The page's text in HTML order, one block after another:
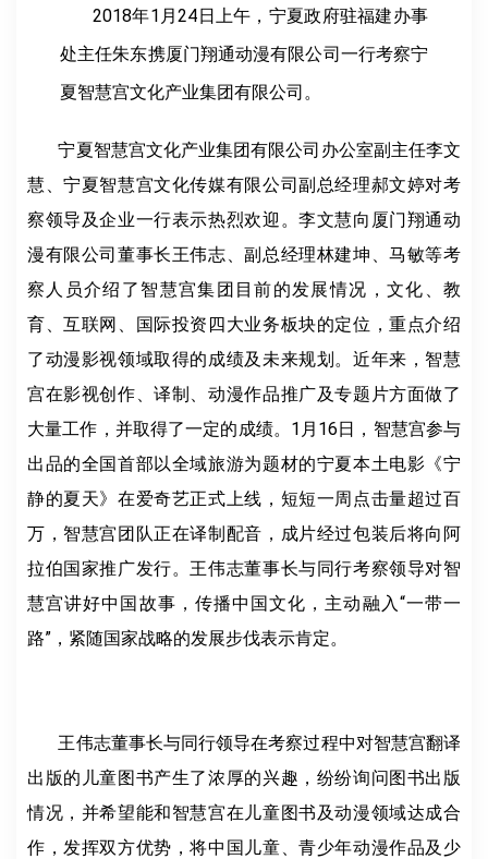
2018年1月24日上午，宁夏政府驻福建办事
处主任朱东携厦门翔通动漫有限公司一行考察宁
夏智慧宫文化产业集团有限公司。
宁夏智慧宫文化产业集团有限公司办公室副主任李文
慧、宁夏智慧宫文化传媒有限公司副总经理郝文婷对考
察领导及企业一行表示热烈欢迎。李文慧向厦门翔通动
漫有限公司董事长王伟志、副总经理林建坤、马敏等考
察人员介绍了智慧宫集团目前的发展情况，文化、教
育、互联网、国际投资四大业务板块的定位，重点介绍
了动漫影视领域取得的成绩及未来规划。近年来，智慧
宫在影视创作、译制、动漫作品推广及专题片方面做了
大量工作，并取得了一定的成绩。1月16日，智慧宫参与
出品的全国首部以全域旅游为题材的宁夏本土电影《宁
静的夏天》在爱奇艺正式上线，短短一周点击量超过百
万，智慧宫团队正在译制配音，成片经过包装后将向阿
拉伯国家推广发行。王伟志董事长与同行考察领导对智
慧宫讲好中国故事，传播中国文化，主动融入“一带一
路”，紧随国家战略的发展步伐表示肯定。
王伟志董事长与同行领导在考察过程中对智慧宫翻译
出版的儿童图书产生了浓厚的兴趣，纷纷询问图书出版
情况，并希望能和智慧宫在儿童图书及动漫领域达成合
作，发挥双方优势，将中国儿童、青少年动漫作品及少